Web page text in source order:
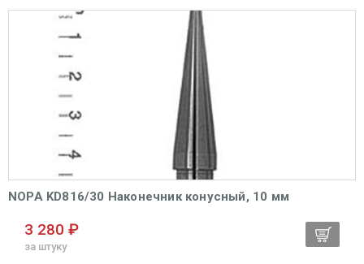
NOPA KD816/30 Наконечник конусный, 10 мм
3 280 ₽
за штуку